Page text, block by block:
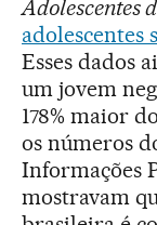
Adolescentes
adolescentes
Esses dados
um jovem
178% maior
os números
Informações
mostravam